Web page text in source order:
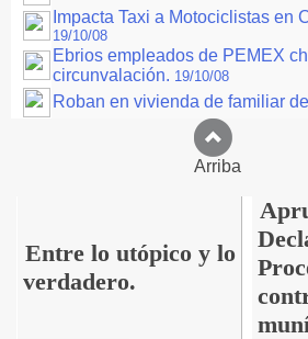
Impacta Taxi a Motociclistas en
19/10/08
Ebrios empleados de PEMEX
circunvalación. 19/10/08
Roban en vivienda de familiar
Arriba
Entre lo utópico y lo
verdadero.